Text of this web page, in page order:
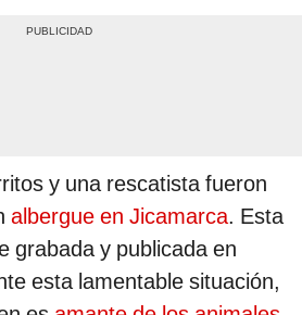
y una rescatista fueron
albergue en Jicamarca. Esta
grabada y publicada en
esta lamentable situación,